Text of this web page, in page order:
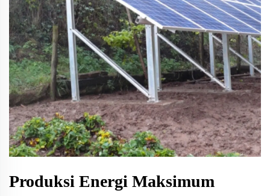
Produksi Energi Maksimum